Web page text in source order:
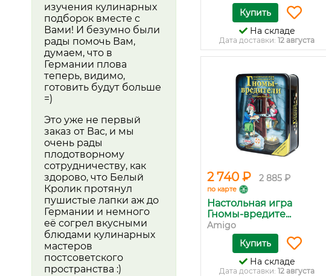
изучения кулинарных
подборок вместе с
Вами! И безумно были
рады помочь Вам,
думаем, что в
Германии плова
теперь, видимо,
готовить будут больше
=)
Это уже не первый
заказ от Вас, и мы
очень рады
плодотворному
сотрудничеству, как
здорово, что Белый
Кролик протянул
пушистые лапки аж до
Германии и немного
её согрел вкусными
блюдами кулинарных
мастеров
постсоветского
пространства :)
Купить
На складе
Дата доставки: 12 августа
2 740 ₽ 2 885 ₽
по карте
Настольная игра
Гномы-вредите...
Amigo
Купить
На складе
Дата доставки: 12 августа